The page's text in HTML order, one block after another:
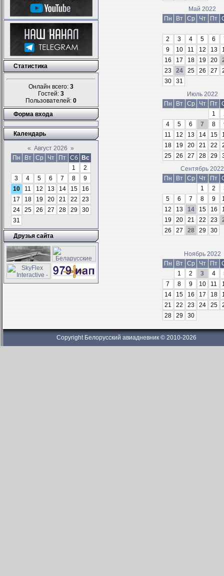
Статистика
Онлайн всего: 3
Гостей: 3
Пользователей: 0
Форма входа
Календарь
« Август 2026 »
Пн
Вт Ср Чт Пт Сб
Вс
1
2
3
4 5 6 7 8
9
10
11 12 13 14 15
16
17
18 19 20 21 22
23
24
25 26 27 28 29
30
31
Друзья сайта
Май 2022
Пн
Вт Ср Чт Пт
2 3 4 5 6
9
10 11 12 13
16
17 18 19 20
23
24 25 26 27
30
31
Июль 2022
Пн
Вт Ср Чт Пт
1
4
5 6 7 8
11
12 13 14 15
18
19 20 21 22
25
26 27 28 29
Сентябрь 2022
Пн
Вт Ср Чт Пт
1
2
5
6 7 8 9
12
13 14 15 16
19
20 21 22 23
26
27 28 29 30
Ноябрь 2022
Пн
Вт Ср Чт Пт
1
2 3 4
7
8 9 10 11
14
15 16 17 18
21
22 23 24 25
28
29 30
Copyright Белорусский авиадневник © 2010-2026